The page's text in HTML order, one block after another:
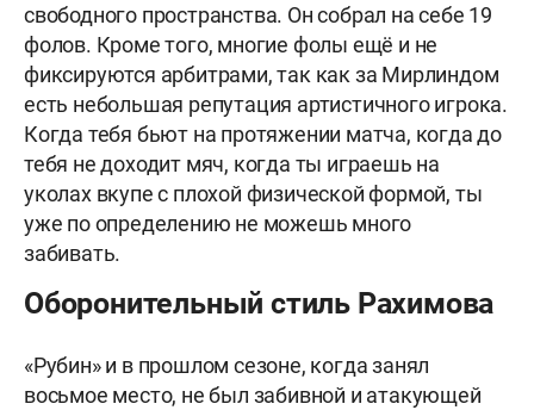
свободного пространства. Он собрал на себе 19
фолов. Кроме того, многие фолы ещё и не
фиксируются арбитрами, так как за Мирлиндом
есть небольшая репутация артистичного игрока.
Когда тебя бьют на протяжении матча, когда до
тебя не доходит мяч, когда ты играешь на
уколах вкупе с плохой физической формой, ты
уже по определению не можешь много
забивать.
Оборонительный стиль Рахимова
«Рубин» и в прошлом сезоне, когда занял
восьмое место, не был забивной и атакующей